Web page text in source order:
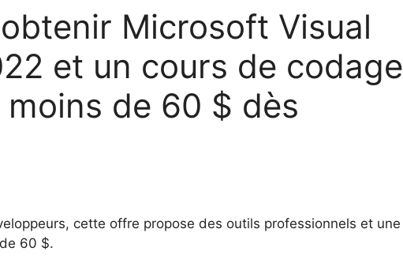
Microsoft Visual
et un cours de codage
de 60 $ dès
cette offre propose des outils professionnels et une
60 $.